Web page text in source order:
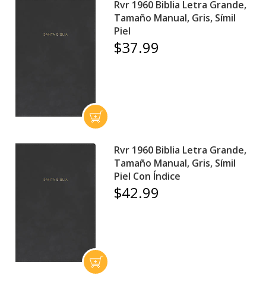
Rvr 1960 Biblia Letra Grande,
Tamaño Manual, Gris, Símil
Piel
$37.99
Rvr 1960 Biblia Letra Grande,
Tamaño Manual, Gris, Símil
Piel Con Índice
$42.99